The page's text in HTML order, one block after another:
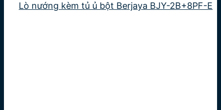
Lò nướng kèm tủ ủ bột Berjaya BJY-2B+8PF-E